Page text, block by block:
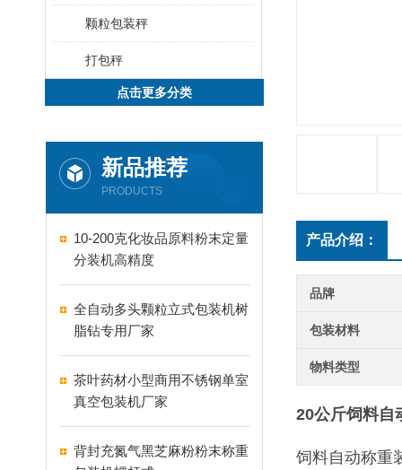
颗粒包装秤
打包秤
点击更多分类
新品推荐
PRODUCTS
10-200克化妆品原料粉末定量
分装机高精度
全自动多头颗粒立式包装机树
脂钻专用厂家
茶叶药材小型商用不锈钢单室
真空包装机厂家
背封充氮气黑芝麻粉粉末称重
产品介绍：
品牌
包装材料
物料类型
20公斤饲料自
饲料自动称重